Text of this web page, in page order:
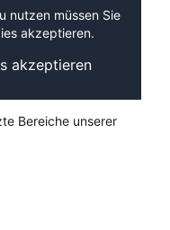
nutzen müssen Sie
akzeptieren.
akzeptieren
Bereiche unserer